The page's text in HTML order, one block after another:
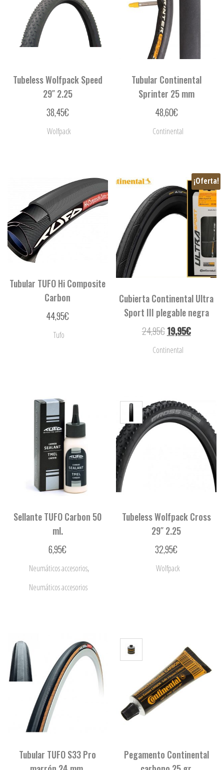
Tubeless Wolfpack Speed
29″ 2.25
38,45€
Wolfpack
Tubular Continental
Sprinter 25 mm
48,60€
Continental
Tubular TUFO Hi Composite
Carbon
44,95€
Tufo
¡Oferta!
Cubierta Continental Ultra
Sport III plegable negra
24,95€ 19,95€
Continental
Sellante TUFO Carbon 50
ml.
6,95€
Neumáticos accesorios,
Neumáticos accesorios
Tubeless Wolfpack Cross
29″ 2.25
32,95€
Wolfpack
Tubular TUFO S33 Pro
Pegamento Continental